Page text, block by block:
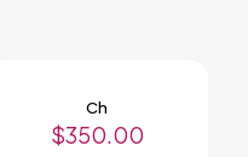
Ch
$350.00